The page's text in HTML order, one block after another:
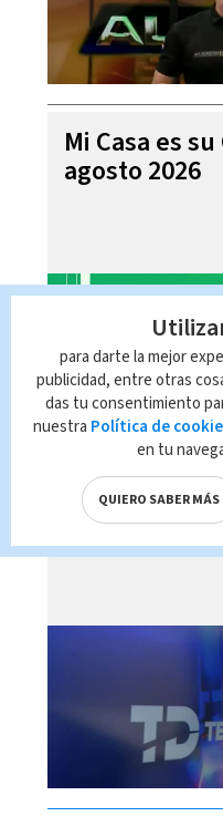
Mi Casa es
agosto 2026
Telediario
Brenes, 07
para darte la mejor
publicidad, entre otras
das tu consentimiento
nuestra Política de
en tu
QUIERO SABER MÁS